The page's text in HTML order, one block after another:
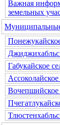
Важная
земельных
Габукайское
Вочепшийское